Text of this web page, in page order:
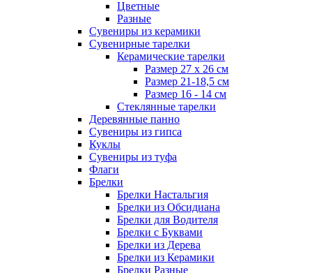
Цветные
Разные
Сувениры из керамики
Сувенирные тарелки
Керамические тарелки
Размер 27 х 26 см
Размер 21-18,5 см
Размер 16 - 14 см
Стеклянные тарелки
Деревянные панно
Сувениры из гипса
Куклы
Сувениры из туфа
Флаги
Брелки
Брелки Настальгия
Брелки из Обсидиана
Брелки для Водителя
Брелки с Буквами
Брелки из Дерева
Брелки из Керамики
Брелки Разные